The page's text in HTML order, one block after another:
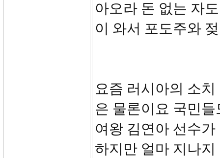
아오라 돈 없는 자
이 와서 포도주와
요즘 러시아의 소
은 물론이요 국민
여왕 김연아 선수
하지만 얼마 지나